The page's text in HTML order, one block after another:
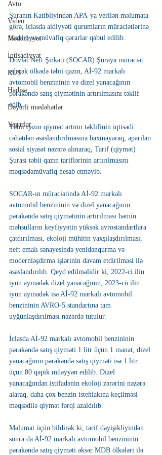
Avto
Video
Mədəniyyət
İqtisadiyyat
RUS
Hadisə
Dəyərli məsləhətlər
Yazarlar
Şuranın Katibliyindən APA-ya verilən məlumata
görə, iclasda aidiyyəti qurumların müraciətlərinə
baxılıb və müvafiq qərarlar qəbul edilib.
Dövlət Neft Şirkəti (SOCAR) Şuraya müraciət
edərək ölkədə təbii qazın, Aİ-92 markalı
avtomobil benzininin və dizel yanacağının
pərakəndə satış qiymətinin artırılmasını təklif
edib.
Təbii qazın qiymət artımı təklifinin iqtisadi
cəhətdən əsaslandırılmasına baxmayaraq, aparılan
sosial siyasət nəzərə alınaraq, Tarif (qiymət)
Şurası təbii qazın tariflərinin artırılmasını
məqsədəmüvafiq hesab etməyib.
SOCAR-ın müraciətində Aİ-92 markalı
avtomobil benzininin və dizel yanacağının
pərakəndə satış qiymətinin artırılması həmin
məhsulların keyfiyyətin yüksək avrostandartlara
çatdırılması, ekoloji mühitin yaxşılaşdırılması,
neft emalı sənayesində yenidənqurma və
modernləşdirmə işlərinin davam etdirilməsi ilə
əsaslandırılıb. Qeyd edilməlidir ki, 2022-ci ilin
iyun ayınadək dizel yanacağının, 2023-cü ilin
iyun ayınadək isə Aİ-92 markalı avtomobil
benzininin AVRO-5 standartına tam
uyğunlaşdırılması nəzərdə tutulur.
İclasda Aİ-92 markalı avtomobil benzininin
pərakəndə satış qiyməti 1 litr üçün 1 manat, dizel
yanacağının pərakəndə satış qiyməti isə 1 litr
üçün 80 qəpik müəyyən edilib. Dizel
yanacağından istifadənin ekoloji zərərini nəzərə
alaraq, daha çox benzin istehlakına keçilməsi
məqsədilə qiymət fərqi azaldılıb.
Məlumat üçün bildirək ki, tarif dəyişikliyindən
sonra da Aİ-92 markalı avtomobil benzininin
pərakəndə satış qiyməti əksər MDB ölkələri ilə